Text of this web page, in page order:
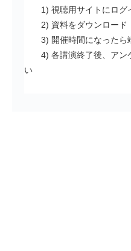
1) 視聴用サイトにログ
2) 資料をダウンロード
3) 開催時間になったら
4) 各講演終了後、アン
い